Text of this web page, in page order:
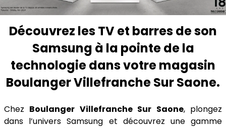
Découvrez les TV et barres de son
Samsung à la pointe de la
technologie dans votre magasin
Boulanger Villefranche Sur Saone.
Chez Boulanger Villefranche Sur Saone, plongez
dans l’univers Samsung et découvrez une gamme